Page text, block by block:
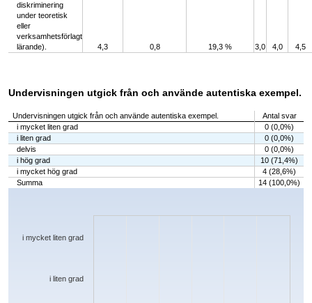
diskriminering
under teoretisk
eller
verksamhetsförlagt
lärande).
4,3 0,8 19,3 % 3,0 4,0 4,5
Undervisningen utgick från och använde autentiska exempel.
Undervisningen utgick från och använde autentiska exempel.
Antal svar
i mycket liten grad
0 (0,0%)
i liten grad
0 (0,0%)
delvis
0 (0,0%)
i hög grad
10 (71,4%)
i mycket hög grad
4 (28,6%)
Summa
14 (100,0%)
Chart
The chart has 1 X axis displaying categories.
i liten grad
i mycket liten grad